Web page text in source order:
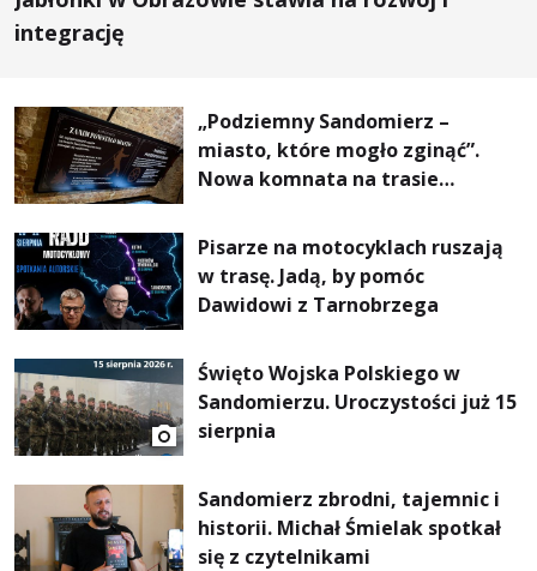
integrację
„Podziemny Sandomierz –
miasto, które mogło zginąć”.
Nowa komnata na trasie
Pisarze na motocyklach ruszają
w trasę. Jadą, by pomóc
Dawidowi z Tarnobrzega
Święto Wojska Polskiego w
Sandomierzu. Uroczystości już 15
sierpnia
Sandomierz zbrodni, tajemnic i
historii. Michał Śmielak spotkał
się z czytelnikami